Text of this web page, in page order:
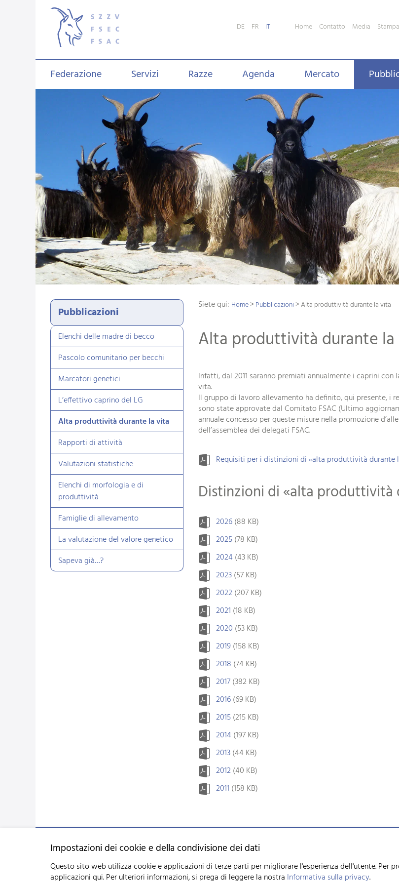
DE FR IT Home Contatto Media
Federazione Servizi Razze Agenda Mercato
Pubblicazioni
Elenchi delle madre di becco
Pascolo comunitario per becchi
Marcatori genetici
L’effettivo caprino del LG
Alta produttività durante la vita
Rapporti di attività
Valutazioni statistiche
Elenchi di morfologia e di
produttività
Famiglie di allevamento
La valutazione del valore genetico
Sapeva già…?
Siete qui: Home>Pubblicazioni>Alta produttività durante la vita
Alta produttività durante
Infatti, dal 2011 saranno premiati annualmente i caprini
vita.
Il gruppo di lavoro allevamento ha definito, qui presente, i
sono state approvate dal Comitato FSAC (Ultimo
annuale concesso per queste misure nella promozione
dell’assemblea dei delegati FSAC.
Requisiti per i distinzioni di «alta produttività durante
Distinzioni di «alta produttività
2026(88 KB)
2025(78 KB)
2024 (43 KB)
2023(57 KB)
2022(207 KB)
2021 (18 KB)
2020 (53 KB)
2019(158 KB)
2018 (74 KB)
2017(382 KB)
2016(69 KB)
2015(215 KB)
2014 (197 KB)
2013(44 KB)
2012(40 KB)
2011 (158 KB)
Federazione svizzera d'allevamento caprino (FSAC)
Schützenstrasse 10 - 3052 Zollikofen BE - Tel:+41 31 388 61 11-info szzv.ch
« Ai Orari di appertura »
Impostazioni
Impostazioni dei cookie e della condivisione dei dati
Questo sito web utilizza cookie e applicazioni di terze parti per migliorare l'esperienza dell'utente. Per
applicazioni qui.Per ulteriori informazioni, si prega di leggere la nostra Informativa sulla privacy.